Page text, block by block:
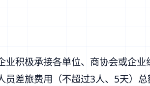
业积极承接各单位、商协会或企
差旅费用（不超过3人、5天）